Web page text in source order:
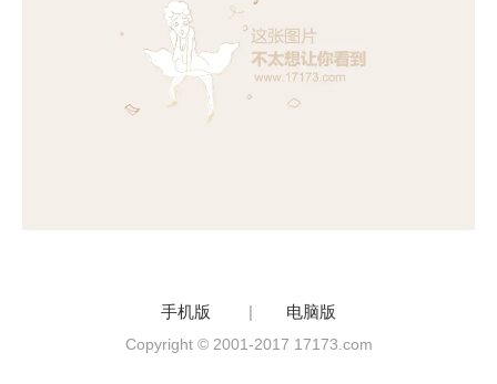
手机版 | 电脑版
Copyright © 2001-2017 17173.com